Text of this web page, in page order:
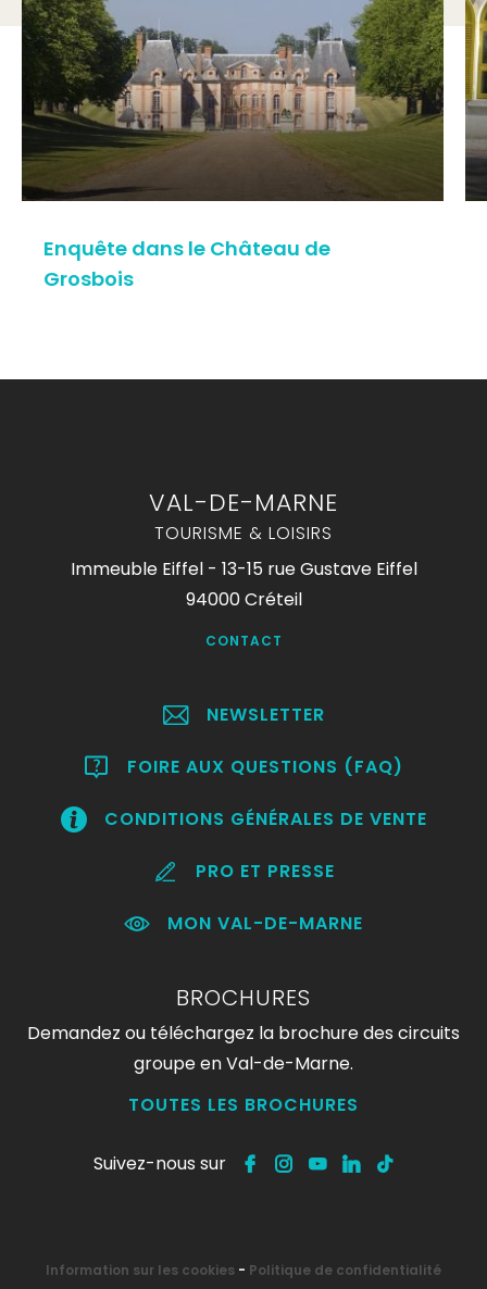
Enquête dans le Château de
Grosbois
VAL-DE-MARNE
TOURISME & LOISIRS
Immeuble Eiffel - 13-15 rue Gustave Eiffel
94000 Créteil
CONTACT
NEWSLETTER
FOIRE AUX QUESTIONS (FAQ)
CONDITIONS GÉNÉRALES DE VENTE
PRO ET PRESSE
MON VAL-DE-MARNE
BROCHURES
Demandez ou téléchargez la brochure des circuits
groupe en Val-de-Marne.
TOUTES LES BROCHURES
Suivez-nous sur
Information sur les cookies - Politique de confidentialité